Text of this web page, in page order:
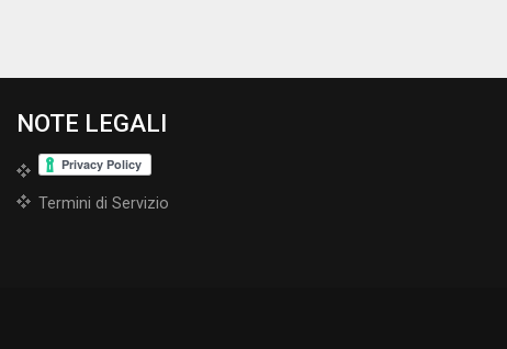
NOTE LEGALI
Termini di Servizio